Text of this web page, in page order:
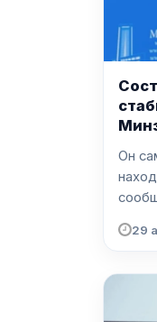
Он
29